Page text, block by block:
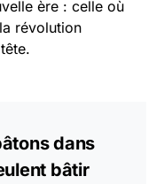
ère : celle où
révolution
dans
bâtir